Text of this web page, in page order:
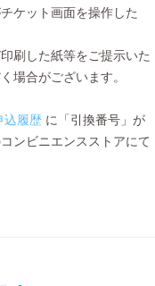
ケット画面を操作した
刷した紙等をご提示いた
場合がございます。
込履歴 に「引換番号」が
ンビニエンスストアにて